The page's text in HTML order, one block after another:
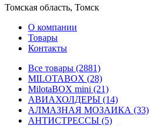
Томская область, Томск
О компании
Товары
Контакты
Все товары (2881)
MILOTABOX (28)
MilotaBOX mini (21)
АВИАХОЛДЕРЫ (14)
АЛМАЗНАЯ МОЗАИКА (33)
АНТИСТРЕССЫ (5)